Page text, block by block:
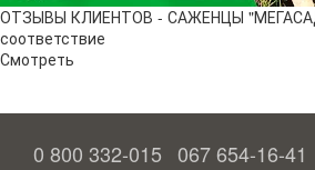
ОТЗЫВЫ КЛИЕНТОВ - САЖЕНЦЫ
соответствие
Смотреть
0 800 332-015 067 654-16-41